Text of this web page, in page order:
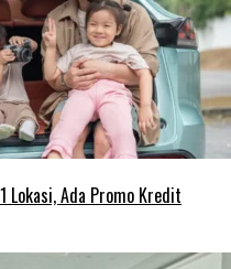
Lokasi, Ada Promo Kredit